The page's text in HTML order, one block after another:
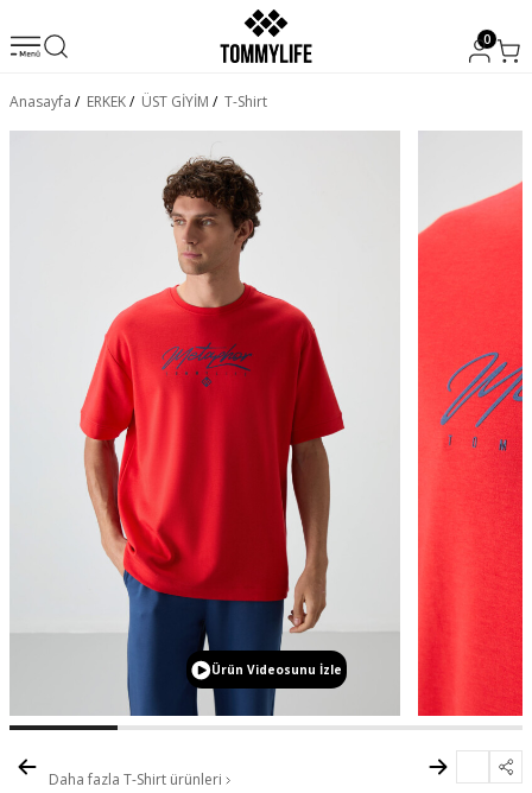
0
Anasayfa / ERKEK/ ÜST GİYİM / T-Shirt
Ürün Videosunu İzle
Daha fazla T-Shirt ürünleri